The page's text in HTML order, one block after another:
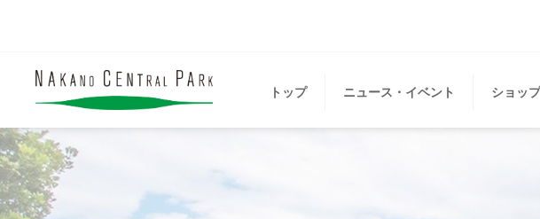
トップ ニュース・イベント ショッ